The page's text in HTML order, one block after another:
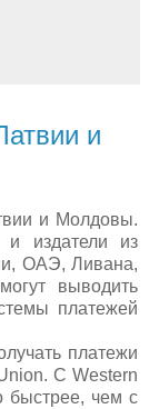
и
и Молдовы.
и издатели из
ОАЭ, Ливана,
выводить
платежей
платежи
С Western
быстрее, чем с